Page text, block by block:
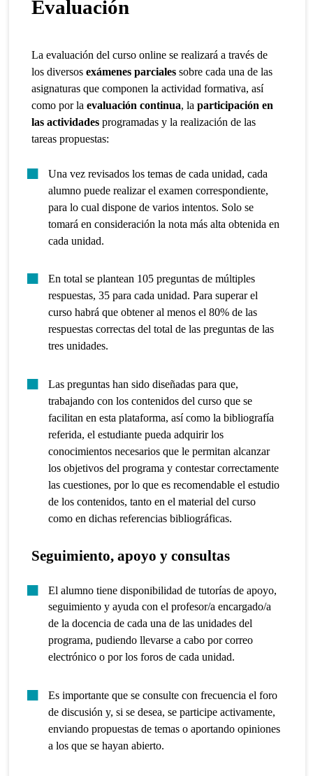
Evaluación
La evaluación del curso online se realizará a través de
los diversosexámenes parciales sobre cada una de las
asignaturas que componen la actividad formativa, así
como por laevaluación continua, laparticipación en
las actividades programadas y la realización de las
tareas propuestas:
Una vez revisados los temas de cada unidad, cada
alumno puede realizar el examen correspondiente,
para lo cual dispone de varios intentos. Solo se
tomará en consideración la nota más alta obtenida en
cada unidad.
En total se plantean 105 preguntas de múltiples
respuestas, 35 para cada unidad. Para superar el
curso habrá que obtener al menos el 80% de las
respuestas correctas del total de las preguntas de las
tres unidades.
Las preguntas han sido diseñadas para que,
trabajando con los contenidos del curso que se
facilitan en esta plataforma, así como la bibliografía
referida, el estudiante pueda adquirir los
conocimientos necesarios que le permitan alcanzar
los objetivos del programa y contestar correctamente
las cuestiones, por lo que es recomendable el estudio
de los contenidos, tanto en el material del curso
como en dichas referencias bibliográficas.
Seguimiento, apoyo y consultas
El alumno tiene disponibilidad de tutorías de apoyo,
seguimiento y ayuda con el profesor/a encargado/a
de la docencia de cada una de las unidades del
programa, pudiendo llevarse a cabo por correo
electrónico o por los foros de cada unidad.
Es importante que se consulte con frecuencia el foro
de discusión y, si se desea, se participe activamente,
enviando propuestas de temas o aportando opiniones
a los que se hayan abierto.